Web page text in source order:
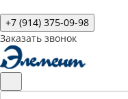
+7 (914) 375-09-98
Заказать звонок